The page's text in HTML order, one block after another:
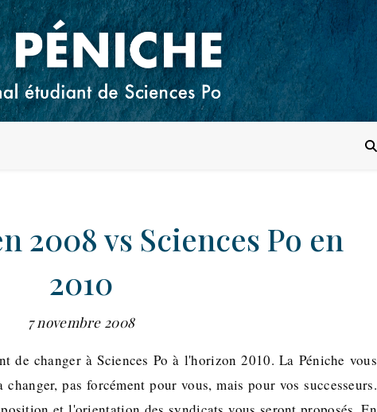
2008 vs Sciences Po en
2010
7 novembre 2008
de changer à Sciences Po à l'horizon 2010. La Péniche vous
pas forcément pour vous, mais pour vos successeurs.